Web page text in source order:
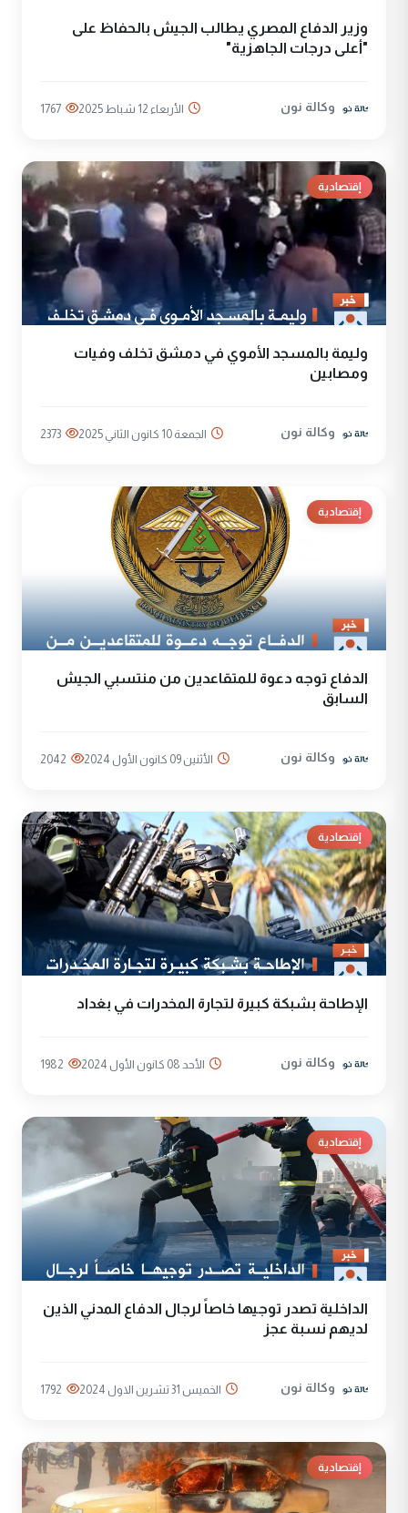
وزير الدفاع المصري يطالب الجيش بالحفاظ على
"أعلى درجات الجاهزية"
وكالة نون الأربعاء 12 شباط 2025 1767
إقتصادية
وليمة بالمسجد الأموي في دمشق تخلف وفيات
ومصابين
وكالة نون الجمعة 10 كانون الثاني 2025 2373
إقتصادية
الدفاع توجه دعوة للمتقاعدين من منتسبي الجيش
السابق
وكالة نون الأثنين 09 كانون الأول 2024 2042
إقتصادية
الإطاحة بشبكة كبيرة لتجارة المخدرات في بغداد
وكالة نون الأحد 08 كانون الأول 2024 1982
إقتصادية
الداخلية تصدر توجيها خاصاً لرجال الدفاع المدني الذين
لديهم نسبة عجز
وكالة نون الخميس 31 تشرين الاول 2024 1792
إقتصادية